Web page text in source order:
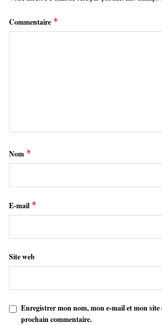
Commentaire *
Nom *
E-mail *
Site web
Enregistrer mon nom, mon e-mail et mon
prochain commentaire.